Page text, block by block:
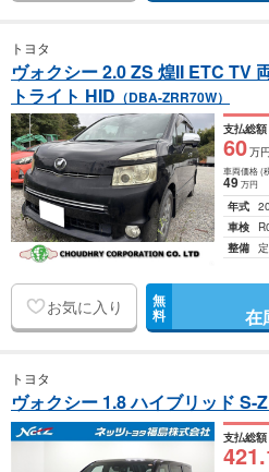
トヨタ
ヴォクシー 2.0 ZS 煌II ETC TV
トライト HID （DBA-ZRR70W）
支払総額
60万円
車両価格(
49万円
年式
車検
整備
お気に入り 無
料 在
トヨタ
ヴォクシー 1.8 ハイブリッド S-Z
支払総額
421